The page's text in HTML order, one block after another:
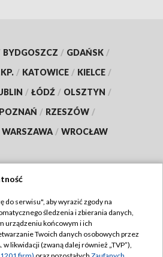
BYDGOSZCZ / GDAŃSK /
/ KATOWICE / KIELCE /
/ ŁÓDŹ / OLSZTYN /
POZNAŃ / RZESZÓW /
WARSZAWA / WROCŁAW
TVP
Regulamin TVP
do serwisu", aby wyrazić zgody na
śledzenia i zbierania danych,
urządzeniu końcowym i ich
Twoich danych osobowych przez
w likwidacji (zwaną dalej również „TVP”),